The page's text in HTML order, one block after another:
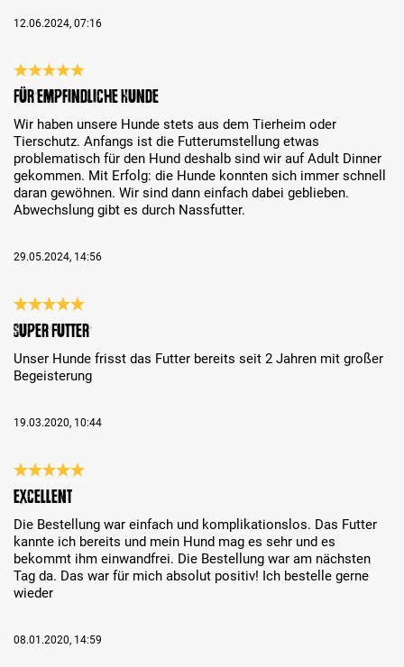
12.06.2024, 07:16
Review with rating of 5 out of 5 stars
Für empfindliche Hunde
Wir haben unsere Hunde stets aus dem Tierheim oder
Tierschutz. Anfangs ist die Futterumstellung etwas
problematisch für den Hund deshalb sind wir auf Adult Dinner
gekommen. Mit Erfolg: die Hunde konnten sich immer schnell
daran gewöhnen. Wir sind dann einfach dabei geblieben.
Abwechslung gibt es durch Nassfutter.
29.05.2024, 14:56
Review with rating of 5 out of 5 stars
Super Futter
Unser Hunde frisst das Futter bereits seit 2 Jahren mit großer
Begeisterung
19.03.2020, 10:44
Review with rating of 5 out of 5 stars
Excellent
Die Bestellung war einfach und komplikationslos. Das Futter
kannte ich bereits und mein Hund mag es sehr und es
bekommt ihm einwandfrei. Die Bestellung war am nächsten
Tag da. Das war für mich absolut positiv! Ich bestelle gerne
wieder
08.01.2020, 14:59